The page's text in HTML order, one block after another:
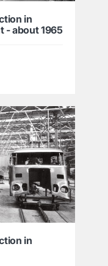
in
- about 1965
in